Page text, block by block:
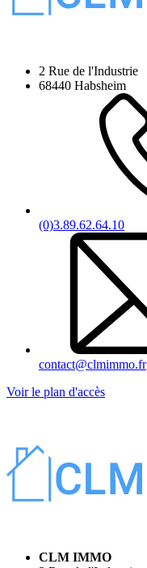
2 Rue de l'Industrie
68440 Habsheim
(0)3.89.62.64.10
contact@clmimmo.fr
Voir le plan d'accès
CLM IMMO